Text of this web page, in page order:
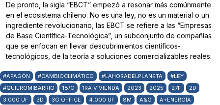
De pronto, la sigla “EBCT” empezó a resonar más comúnmente
en el ecosistema chileno. No es una ley, no es un material o un
ingrediente revolucionario, las EBCT se refiere a las “Empresas
de Base Científica-Tecnológica”, un subconjunto de compañías
que se enfocan en llevar descubrimientos científicos-
tecnológicos, de la teoría a soluciones comercializables reales.
#APAGÓN #CAMBIOCLIMÁTICO #LAHORADELPLANETA
#LEY
#QUIEROMIBARRIO
18/O 1RA VIVIENDA 2023 2025 27F
2D
3.000 UF
3D 3G OFFICE 4.000 UF 8M A&G
A+ENERGÍA